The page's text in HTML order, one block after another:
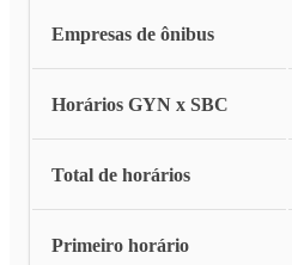
Empresas de ônibus
Horários GYN x SBC
Total de horários
Primeiro horário